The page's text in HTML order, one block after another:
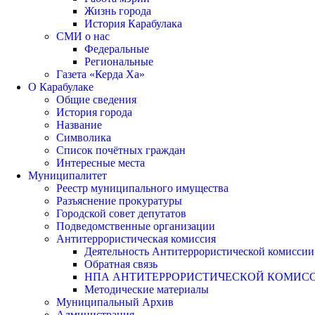
Жизнь города
История Карабулака
СМИ о нас
Федеральные
Региональные
Газета «Керда Ха»
О Карабулаке
Общие сведения
История города
Название
Символика
Список почётных граждан
Интересные места
Муниципалитет
Реестр муниципального имущества
Разъяснение прокуратуры
Городской совет депутатов
Подведомственные организации
Антитеррористическая комиссия
Деятельность Антитеррористической комиссии
Обратная связь
НПА АНТИТЕРРОРИСТИЧЕСКОЙ
Методические материалы
Муниципальный Архив